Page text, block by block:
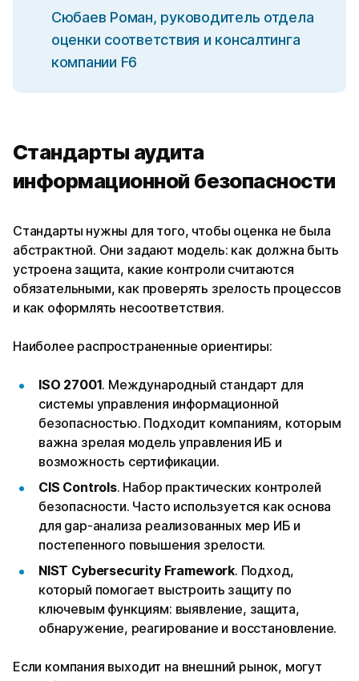
Сюбаев Роман, руководитель отдела
оценки соответствия и консалтинга
компании F6
Стандарты аудита
информационной безопасности
Стандарты нужны для того, чтобы оценка не была
абстрактной. Они задают модель: как должна быть
устроена защита, какие контроли считаются
обязательными, как проверять зрелость процессов
и как оформлять несоответствия.
Наиболее распространенные ориентиры:
ISO 27001. Международный стандарт для
системы управления информационной
безопасностью. Подходит компаниям, которым
важна зрелая модель управления ИБ и
возможность сертификации.
CIS Controls. Набор практических контролей
безопасности. Часто используется как основа
для gap-анализа реализованных мер ИБ и
постепенного повышения зрелости.
NIST Cybersecurity Framework. Подход,
который помогает выстроить защиту по
ключевым функциям: выявление, защита,
обнаружение, реагирование и восстановление.
Если компания выходит на внешний рынок, могут